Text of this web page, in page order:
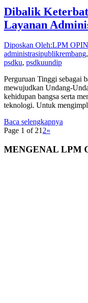
Dibalik
Layanan
Diposkan Oleh:LPM
administrasipublikrembang,
psdku, psdkuundip
Perguruan Tinggi sebagai
mewujudkan Undang-
kehidupan bangsa serta
teknologi. Untuk
Baca selengkapnya
Page 1 of 212»
MENGENAL LPM